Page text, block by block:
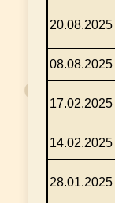
20.08.2025
08.08.2025
17.02.2025
14.02.2025
28.01.2025